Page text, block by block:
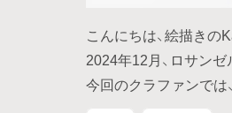
こんにちは、絵描きの
2024年12月、ロサン
今回のクラファンでは